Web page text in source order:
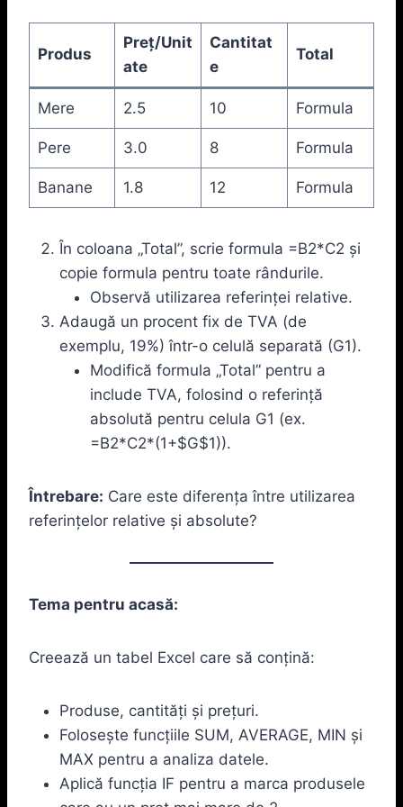
Produs
Preț/Unit
ate
Cantitat
e
Total
Mere 2.5 10 Formula
Pere 3.0 8 Formula
Banane 1.8 12 Formula
În coloana „Total”, scrie formula =B2*C2 și
copie formula pentru toate rândurile.
Observă utilizarea referinței relative.
Adaugă un procent fix de TVA (de
exemplu, 19%) într-o celulă separată (G1).
Modifică formula „Total” pentru a
include TVA, folosind o referință
absolută pentru celula G1 (ex.
=B2*C2*(1+$G$1)).
Întrebare: Care este diferența între utilizarea
referințelor relative și absolute?
Tema pentru acasă:
Creează un tabel Excel care să conțină:
Produse, cantități și prețuri.
Folosește funcțiile SUM, AVERAGE, MIN și
MAX pentru a analiza datele.
Aplică funcția IF pentru a marca produsele